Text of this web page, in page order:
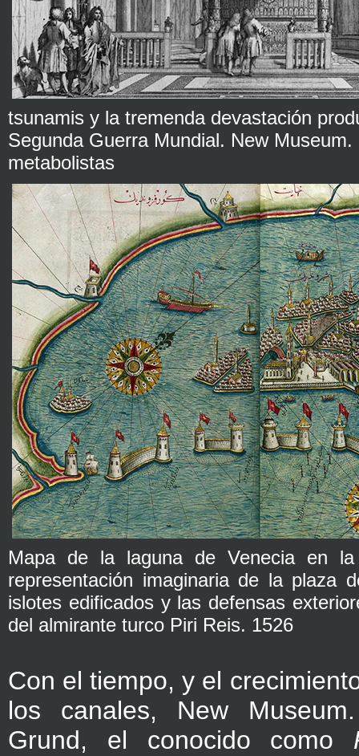
tsunamis y la tremenda devastación
Segunda Guerra Mundial. New
metabolistas
Mapa de la laguna de Venecia en
representación imaginaria de la plaza
islotes edificados y las defensas
del almirante turco Piri Reis. 1526
Con el tiempo, y el
los canales, New
Grund, el conocido como